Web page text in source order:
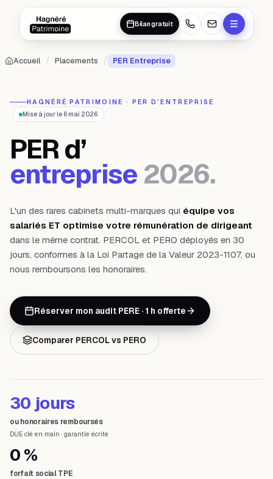
Bilan gratuit
Accueil / Placements / PER Entreprise
HAGNÉRÉ PATRIMOINE · PER D’ENTREPRISE
Mise à jour le 6 mai 2026
PER d’
entreprise 2026.
L'un des rares cabinets multi-marques qui équipe vos
salariés ET optimise votre rémunération de dirigeant
dans le même contrat. PERCOL et PERO déployés en 30
jours, conformes à la Loi Partage de la Valeur 2023-1107, ou
nous remboursons les honoraires.
Réserver mon audit PERE · 1 h offerte
Comparer PERCOL vs PERO
30 jours
ou honoraires remboursés
DUE clé en main · garantie écrite
0 %
forfait social TPE